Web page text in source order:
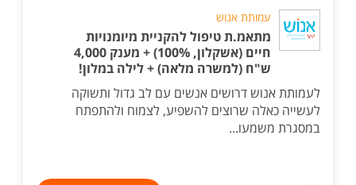
עמותת אנוש
מתאמ.ת טיפול להקניית מיומנויות
חיים (אשקלון, 100%) + מענק 4,000
ש"ח (למשרה מלאה) + לילה במלון!
לעמותת אנוש דרושים אנשים עם לב גדול ותשוקה
לעשייה כאלה שרוצים להשפיע, לצמוח ולהתפתח
במסגרת משמעו...